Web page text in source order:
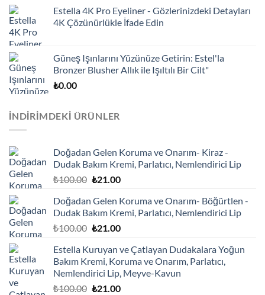
₺225.00.fiyat:
₺100.00.
Estella 4K Pro Eyeliner - Gözlerinizdeki Detayları
4K Çözünürlükle İfade Edin
Güneş Işınlarını Yüzünüze Getirin: Estel'la
Bronzer Blusher Allık ile Işıltılı Bir Cilt"
₺0.00
İNDIRIMDEKI ÜRÜNLER
Doğadan Gelen Koruma ve Onarım- Kiraz -
Dudak Bakım Kremi, Parlatıcı, Nemlendirici Lip
₺100.00 Orijinal
₺100.00.
₺21.00Şu
fiyat:
₺21.00.
Doğadan Gelen Koruma ve Onarım- Böğürtlen -
Dudak Bakım Kremi, Parlatıcı, Nemlendirici Lip
₺100.00 Orijinal
₺100.00.
₺21.00Şu
fiyat:
₺21.00.
Estella Kuruyan ve Çatlayan Dudakalara Yoğun
Bakım Kremi, Koruma ve Onarım, Parlatıcı,
Nemlendirici Lip, Meyve-Kavun
₺100.00 Orijinal
₺21.00Şu